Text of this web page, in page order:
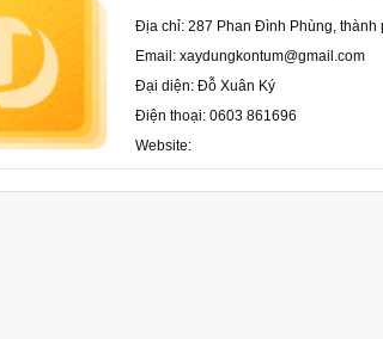
Địa chỉ: 287 Phan Đình Phùng, thành
Email: xaydungkontum@gmail.com
Đại diện: Đỗ Xuân Ký
Điện thoại: 0603 861696
Website: